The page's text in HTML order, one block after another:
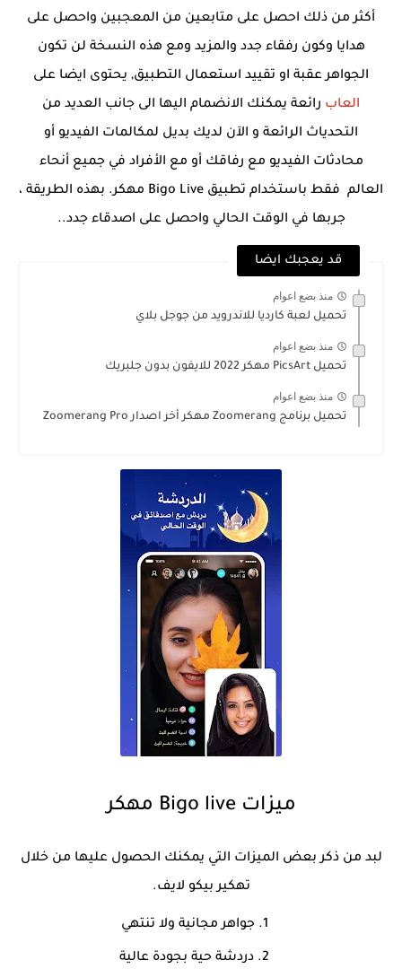
أكثر من ذلك احصل على متابعين من المعجبين واحصل على
هدايا وكون رفقاء جدد والمزيد ومع هذه النسخة لن تكون
الجواهر عقبة او تقييد استعمال التطبيق, يحتوى ايضا على
العاب رائعة يمكنك الانضمام اليها الى جانب العديد من
التحدياث الرائعة و الآن لديك بديل لمكالمات الفيديو أو
محادثات الفيديو مع رفاقك أو مع الأفراد في جميع أنحاء
العالم فقط باستخدام تطبيق Bigo Live مهكر. بهذه الطريقة ،
جربها في الوقت الحالي واحصل على اصدقاء جدد..
قد يعجبك ايضا
منذ بضع اعوام
تحميل لعبة كارديا للاندرويد من جوجل بلاي
منذ بضع اعوام
تحميل PicsArt مهكر 2022 للايفون بدون جلبريك
منذ بضع اعوام
تحميل برنامج Zoomerang مهكر أخر اصدار Zoomerang Pro
ميزات Bigo live مهكر
لبد من ذكر بعض الميزات التي يمكنك الحصول عليها من خلال
تهكير بيكو لايف.
جواهر مجانية ولا تنتهي
دردشة حية بجودة عالية